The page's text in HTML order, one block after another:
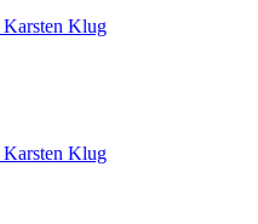
Klug
Klug